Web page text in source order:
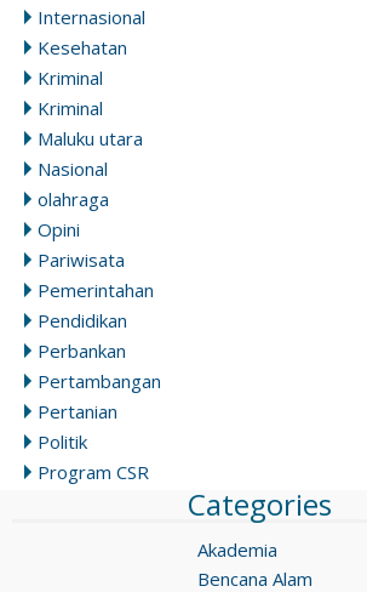
Internasional
Kesehatan
Kriminal
Kriminal
Maluku utara
Nasional
olahraga
Opini
Pariwisata
Pemerintahan
Pendidikan
Perbankan
Pertambangan
Pertanian
Politik
Program CSR
Categories
Akademia
Bencana Alam